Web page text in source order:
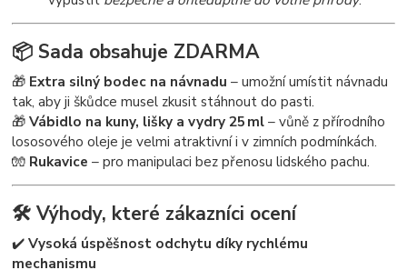
📦Sada obsahuje ZDARMA
🎁 Extra silný bodec na návnadu – umožní umístit návnadu
tak, aby ji škůdce musel zkusit stáhnout do pasti.
🎁Vábidlo na kuny, lišky a vydry 25 ml– vůně z přírodního
lososového oleje je velmi atraktivní i v zimních podmínkách.
🧤 Rukavice – pro manipulaci bez přenosu lidského pachu.
🛠️Výhody, které zákazníci ocení
✔️Vysoká úspěšnost odchytu díky rychlému
mechanismu